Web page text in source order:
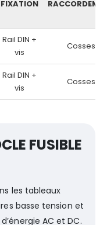
FIXATION
Rail DIN +
vis
Cosses
Rail DIN +
vis
Cosses
FUSIBLE
les tableaux
basse tension et
AC et DC.